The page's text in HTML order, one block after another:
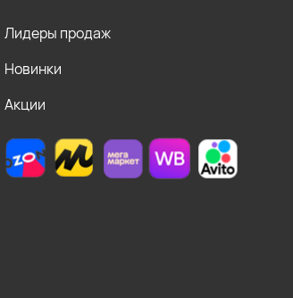
Лидеры продаж
Новинки
Акции